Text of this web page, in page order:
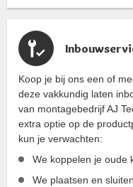
Koop je bij ons een of
deze vakkundig laten
van montagebedrijf AJ
extra optie op de
kun je verwachten:
We koppelen je oude
We plaatsen en